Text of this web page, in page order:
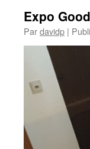
Expo
Pardavidp |